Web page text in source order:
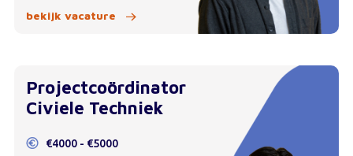
bekijk vacature
Projectcoördinator
Civiele Techniek
€4000 - €5000